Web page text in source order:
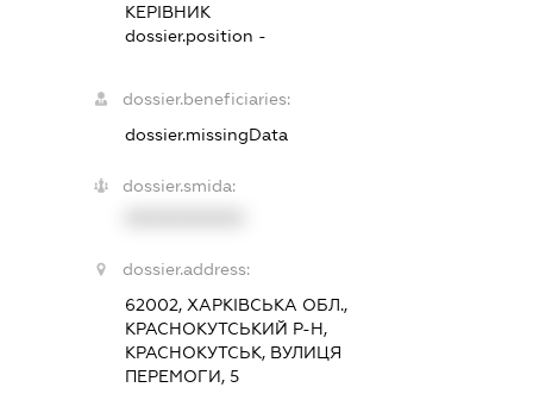
КЕРІВНИК
dossier.position -
dossier.beneficiaries:
dossier.missingData
dossier.smida:
dossier.address:
62002, ХАРКІВСЬКА ОБЛ.,
КРАСНОКУТСЬКИЙ Р-Н,
КРАСНОКУТСЬК, ВУЛИЦЯ
ПЕРЕМОГИ, 5